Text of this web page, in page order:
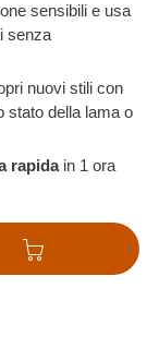
sensibili e usa
senza
nuovi stili con
stato della lama o
rapidain 1 ora
al carello